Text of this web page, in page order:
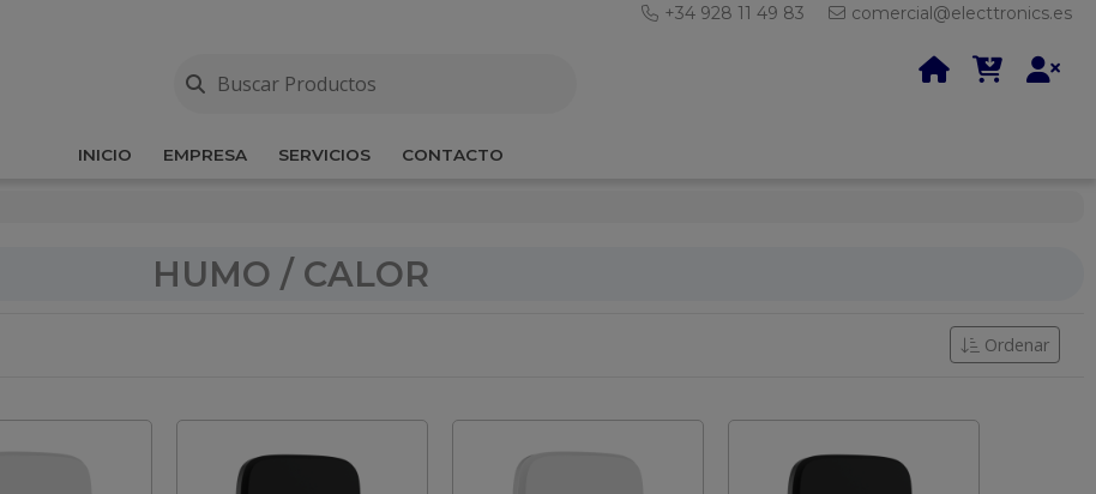
+34 928 11 49 83 comercial@electtronics.es
INICIO EMPRESA SERVICIOS CONTACTO
HUMO / CALOR
Ordenar